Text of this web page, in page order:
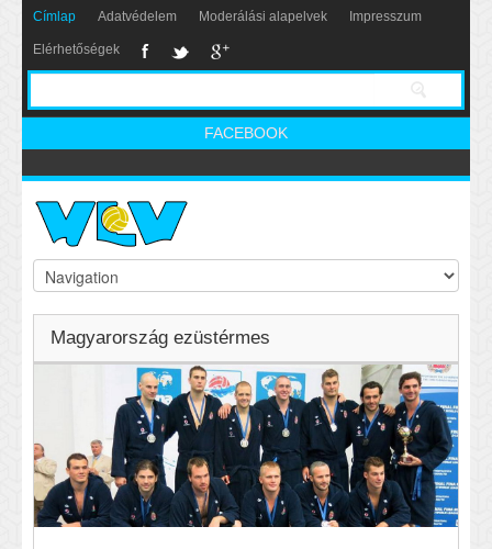
Címlap Adatvédelem Moderálási alapelvek Impresszum
Elérhetőségek
FACEBOOK
Magyarország ezüstérmes